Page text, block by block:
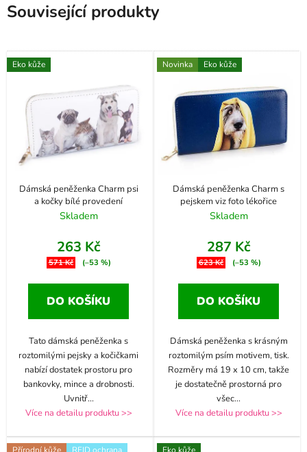
Související produkty
Eko kůže
Dámská peněženka Charm psi
a kočky bílé provedení
Skladem
263 Kč
571 Kč (–53 %)
DO KOŠÍKU
Tato dámská peněženka s
roztomilými pejsky a kočičkami
nabízí dostatek prostoru pro
bankovky, mince a drobnosti.
Uvnitř...
Více na detailu produktu >>
Novinka Eko kůže
Dámská peněženka Charm s
pejskem viz foto lékořice
Skladem
287 Kč
623 Kč (–53 %)
DO KOŠÍKU
Dámská peněženka s krásným
roztomilým psím motivem, tisk.
Rozměry má 19 x 10 cm, takže
je dostatečně prostorná pro
všec...
Více na detailu produktu >>